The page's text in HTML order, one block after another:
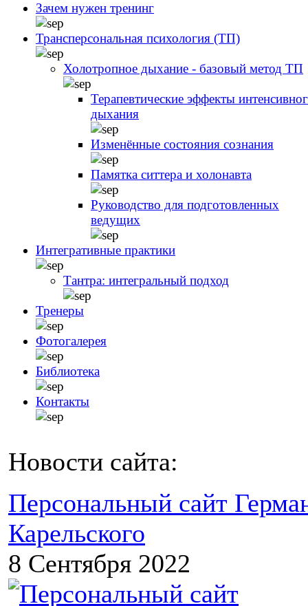
Зачем нужен тренинг
Трансперсональная психология (ТП)
Холотропное дыхание - базовый метод ТП
Терапевтические эффекты
дыхания
Изменённые состояния сознания
Памятка ситтера и холонавта
Руководство для подготовленных
ведущих
Интегративные практики
Тантра: интегральный подход
Тренеры
Фотогалерея
Библиотека
Контакты
Новости сайта:
Персональный сайт
Карельского
8 Сентября 2022